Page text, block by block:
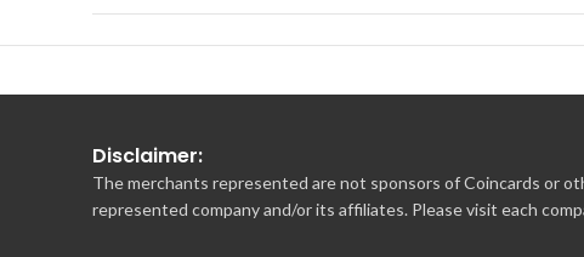
aux questions :faq.unicstay.com
Disclaimer:
The merchants represented are not sponsors of Coincards or
represented company and/or its affiliates. Please visit each